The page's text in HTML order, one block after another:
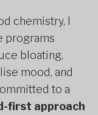
chemistry, I
programs
bloating,
mood, and
to a
first approach